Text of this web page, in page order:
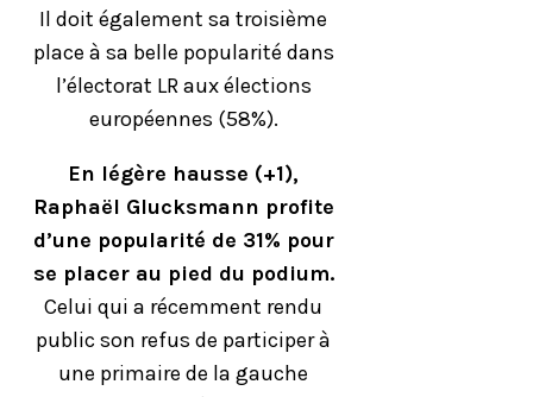
Il doit également sa troisième
place à sa belle popularité dans
l’électorat LR aux élections
européennes (58%).
En légère hausse (+1),
Raphaël Glucksmann profite
d’une popularité de 31% pour
se placer au pied du podium.
Celui qui a récemment rendu
public son refus de participer à
une primaire de la gauche